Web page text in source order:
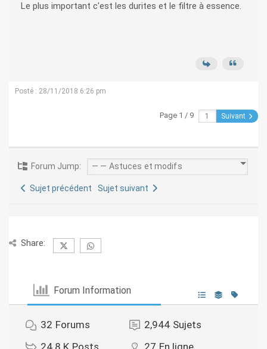
Le plus important c'est les durites et le filtre à essence.
Posté : 28/11/2018 6:26 pm
Page 1 / 9 Suivant
Forum Jump:
Sujet précédent Sujet suivant
Share:
Forum Information
32 Forums 2,944 Sujets